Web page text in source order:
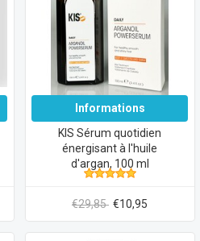
Informations
KIS Sérum quotidien
énergisant à l'huile
d'argan, 100 ml
€29,85 €10,95